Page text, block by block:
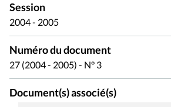
Session
2004 - 2005
Numéro du document
27 (2004 - 2005) - N° 3
Document(s) associé(s)